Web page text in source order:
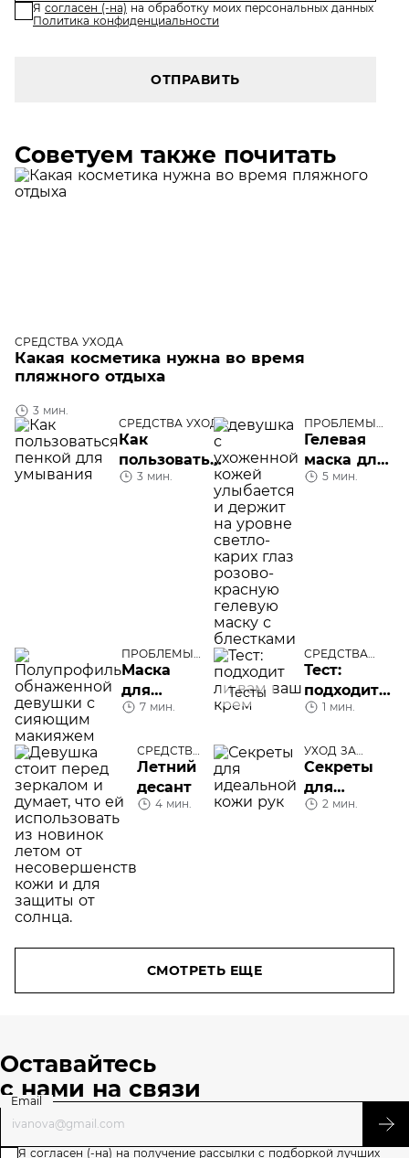
Я согласен (-на) на обработку моих персональных данных
Политика конфиденциальности
ОТПРАВИТЬ
Советуем также почитать
СРЕДСТВА УХОДА
Какая косметика нужна во время
пляжного отдыха
3 мин.
СРЕДСТВА УХОДА
Как
пользоваться
пенкой для
3 мин.
ПРОБЛЕМЫ
КОЖИ ЛИЦА
Гелевая
маска для
глаз5 мин.
ПРОБЛЕМЫ
КОЖИ ЛИЦА
Маска
для
сияния
лица в
домашних
условиях
7 мин.
Тесты
СРЕДСТВА
УХОДА
Тест:
подходит
ли вам
1 мин.
СРЕДСТВА
УХОДА
Летний
десант
4 мин.
УХОД ЗА
ТЕЛОМ
Секреты
для
идеальной
2 мин.
СМОТРЕТЬ ЕЩЕ
Оставайтесь
с нами на связи
Email
Я согласен (-на) на получение рассылки с подборкой лучших